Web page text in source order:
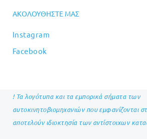
ΑΚΟΛΟΥΘΉΣΤΕ ΜΑΣ
Instagram
Facebook
! Τα λογότυπα και τα εμπορικά σήματα των
αυτοκινητοβιομηχανιών που εμφανίζονται
αποτελούν ιδιοκτησία των αντίστοιχων